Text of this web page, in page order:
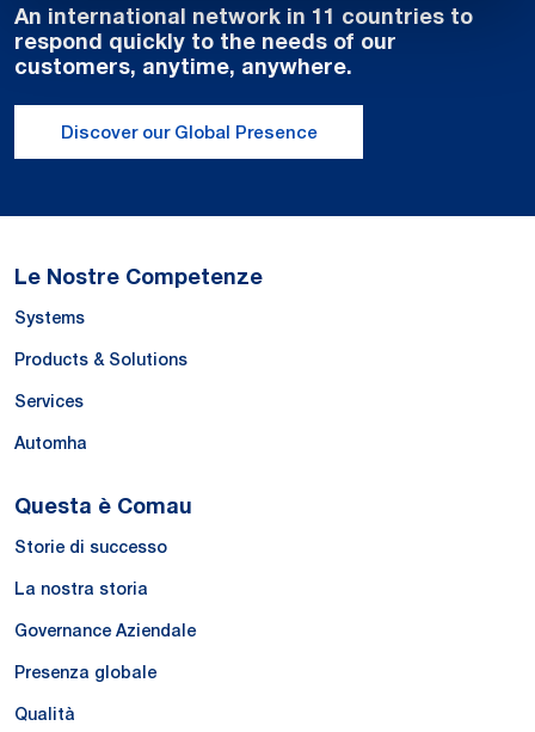
An international network in 11 countries to
respond quickly to the needs of our
customers, anytime, anywhere.
Discover our Global Presence
Le Nostre Competenze
Systems
Products & Solutions
Services
Automha
Questa è Comau
Storie di successo
La nostra storia
Governance Aziendale
Presenza globale
Qualità